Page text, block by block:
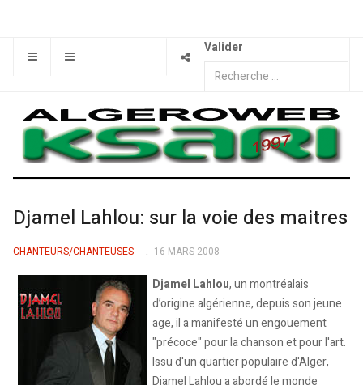
Valider
Djamel Lahlou: sur la voie des maitres
CHANTEURS/CHANTEUSES 16 MARS 2008
Djamel Lahlou, un montréalais
d’origine algérienne, depuis son jeune
age, il a manifesté un engouement
"précoce" pour la chanson et pour l'art.
Issu d'un quartier populaire d'Alger,
Djamel Lahlou a abordé le monde